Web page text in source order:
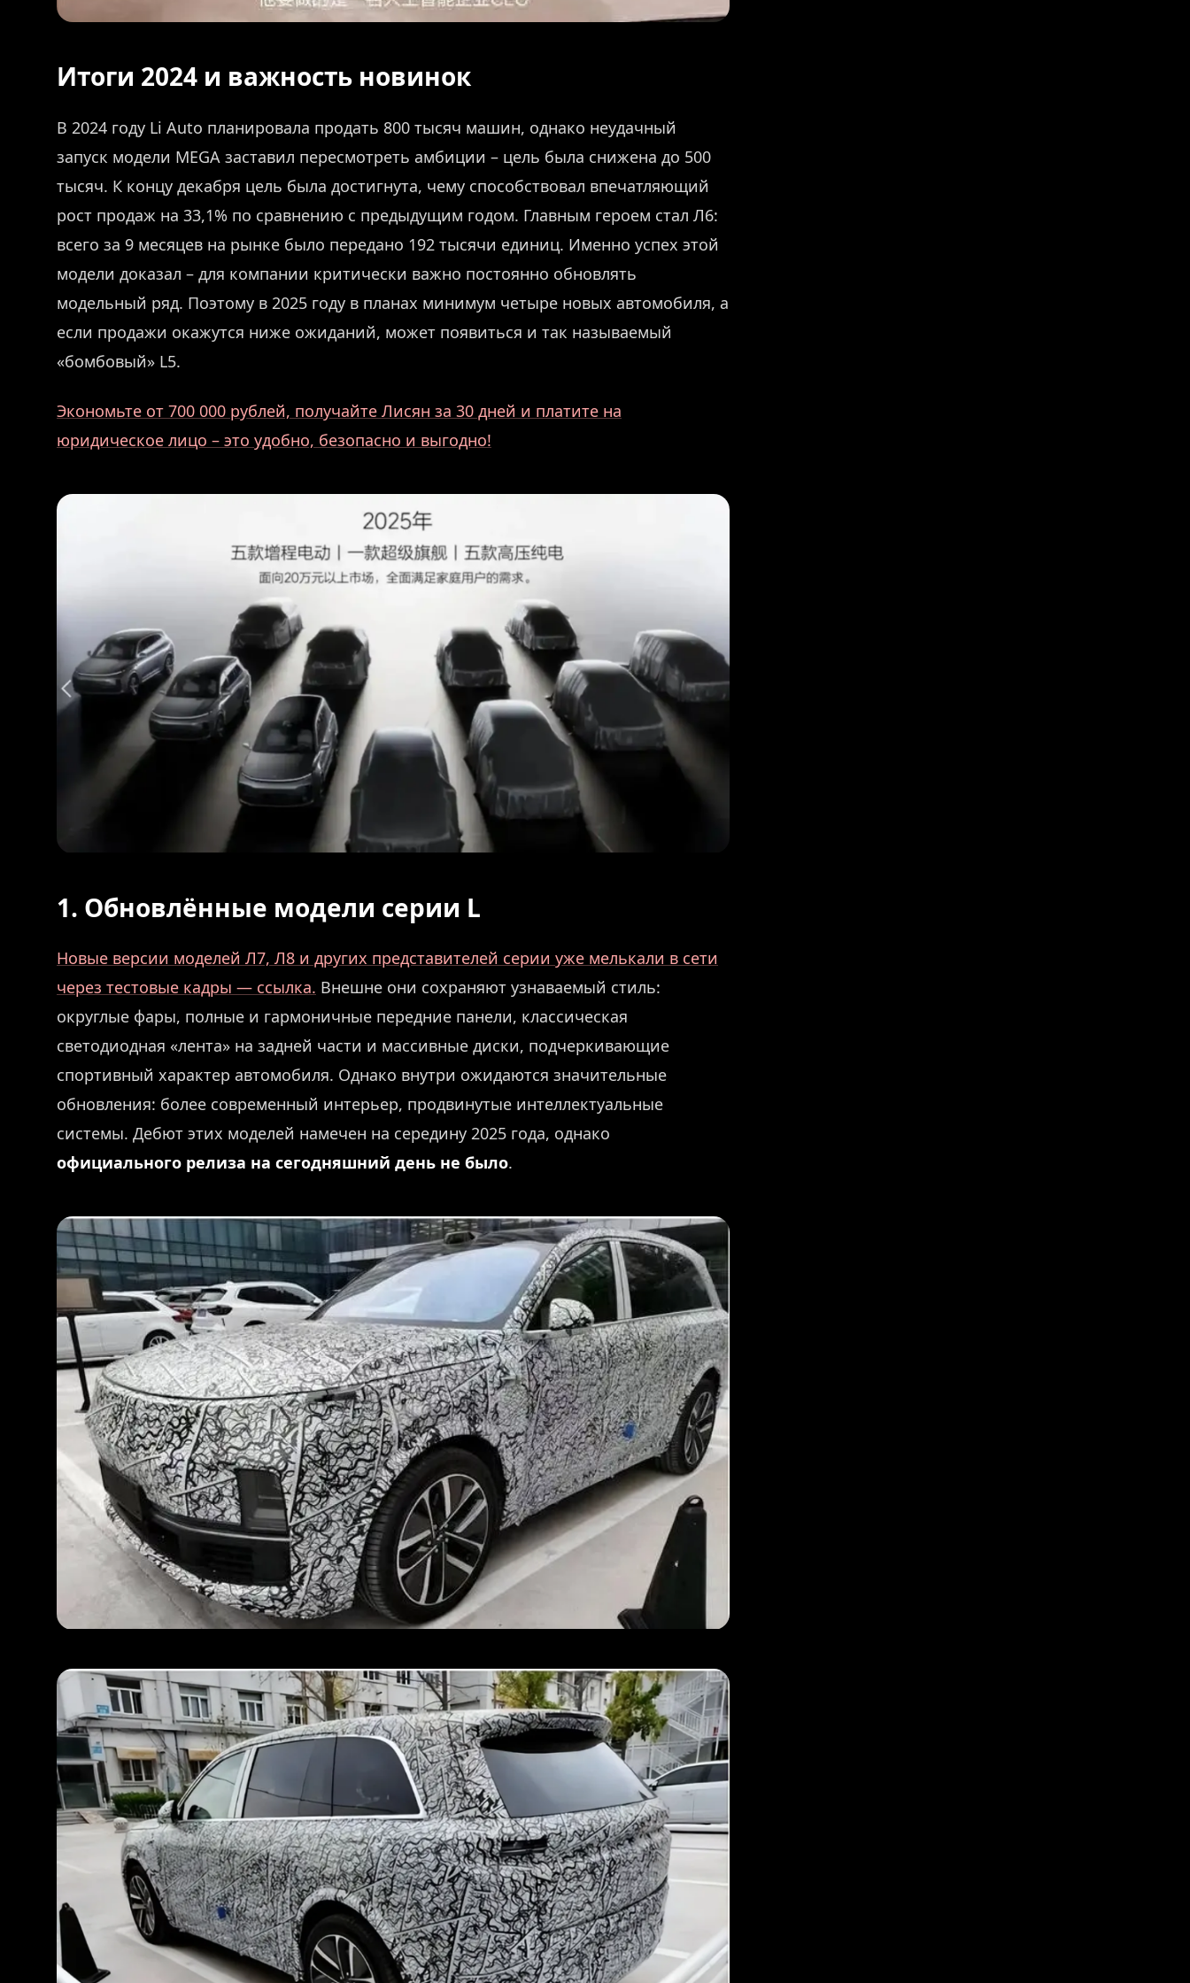
Итоги 2024 и важность новинок
В 2024 году Li Auto планировала продать 800 тысяч машин, однако неудачный
запуск модели MEGA заставил пересмотреть амбиции – цель была снижена до 500
тысяч. К концу декабря цель была достигнута, чему способствовал впечатляющий
рост продаж на 33,1% по сравнению с предыдущим годом. Главным героем стал Л6:
всего за 9 месяцев на рынке было передано 192 тысячи единиц. Именно успех этой
модели доказал – для компании критически важно постоянно обновлять
модельный ряд. Поэтому в 2025 году в планах минимум четыре новых автомобиля, а
если продажи окажутся ниже ожиданий, может появиться и так называемый
«бомбовый» L5.
Экономьте от 700 000 рублей, получайте Лисян за 30 дней и платите на
юридическое лицо – это удобно, безопасно и выгодно!
1. Обновлённые модели серии L
Новые версии моделей Л7, Л8 и других представителей серии уже мелькали в сети
через тестовые кадры — ссылка. Внешне они сохраняют узнаваемый стиль:
округлые фары, полные и гармоничные передние панели, классическая
светодиодная «лента» на задней части и массивные диски, подчеркивающие
спортивный характер автомобиля. Однако внутри ожидаются значительные
обновления: более современный интерьер, продвинутые интеллектуальные
системы. Дебют этих моделей намечен на середину 2025 года, однако
официального релиза на сегодняшний день не было.